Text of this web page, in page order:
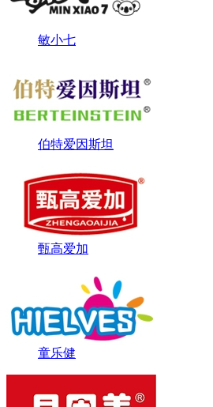
敏小七
伯特爱因斯坦
甄高爱加
童乐健